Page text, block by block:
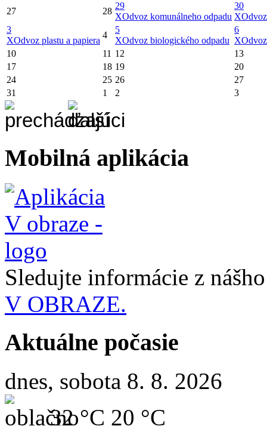
27
28
29
XOdvoz komunálneho odpadu
30
X
3
XOdvoz plastu a papiera
4
5
XOdvoz biologického odpadu
6
X
10
11 12
13
17
18 19
20
24
25 26
27
31
1 2 3
Mobilná aplikácia
Sledujte informácie z
V OBRAZE.
Aktuálne počasie
dnes, sobota 8. 8. 2026
32 °C 20 °C